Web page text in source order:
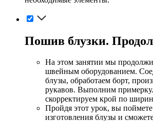
Пошив блузки.
На этом занятии мы
швейным оборудованием.
блузы, обработаем борт,
рукавов. Выполним
скорректируем крой по
Пройдя этот урок, вы
изготовления блузы и